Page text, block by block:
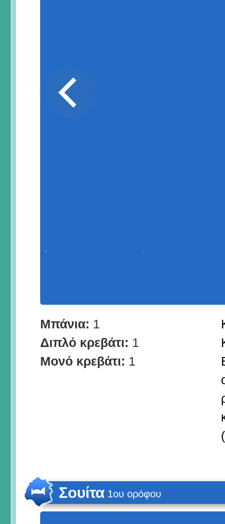
Μπάνια: 1
Διπλό κρεβάτι: 1
Μονό κρεβάτι: 1
Σουίτα 1ου ορόφου